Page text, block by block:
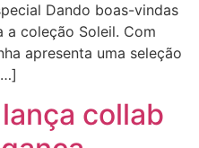
Dando boas-vindas
a coleção Soleil. Com
apresenta uma seleção
collab